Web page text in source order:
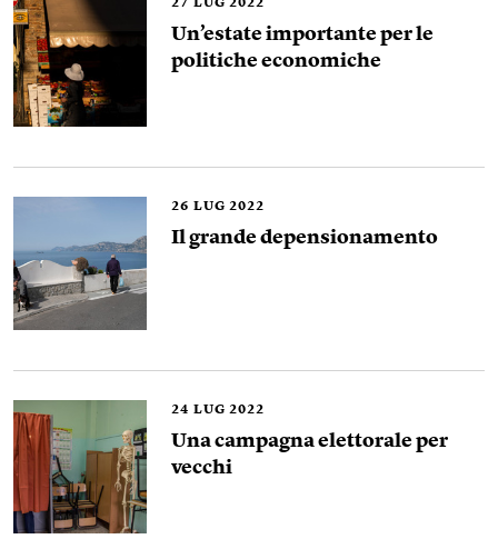
27 LUG 2022
Un’estate importante per le
politiche economiche
26 LUG 2022
Il grande depensionamento
24 LUG 2022
Una campagna elettorale per
vecchi